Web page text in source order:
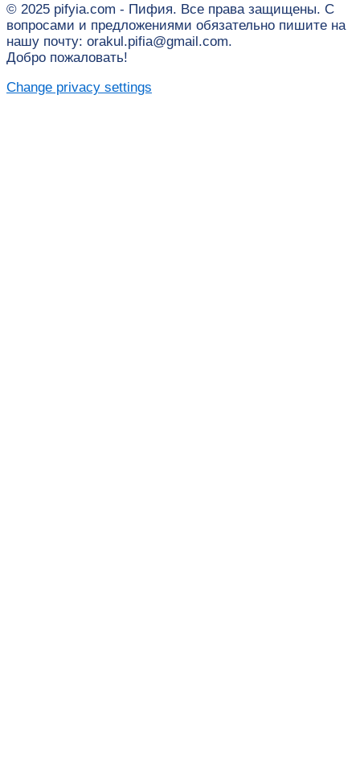
© 2025 pifyia.com - Пифия. Все права защищены. С
вопросами и предложениями обязательно пишите на
нашу почту: orakul.pifia@gmail.com.
Добро пожаловать!
Change privacy settings